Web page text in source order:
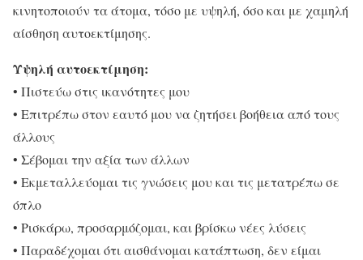
κινητοποιούν τα άτομα, τόσο με υψηλή, όσο και με χαμηλή
αίσθηση αυτοεκτίμησης.
Υψηλή αυτοεκτίμηση:
• Πιστεύω στις ικανότητες μου
• Επιτρέπω στον εαυτό μου να ζητήσει βοήθεια από τους
άλλους
• Σέβομαι την αξία των άλλων
• Εκμεταλλεύομαι τις γνώσεις μου και τις μετατρέπω σε
όπλο
• Ρισκάρω, προσαρμόζομαι, και βρίσκω νέες λύσεις
• Παραδέχομαι ότι αισθάνομαι κατάπτωση, δεν είμαι